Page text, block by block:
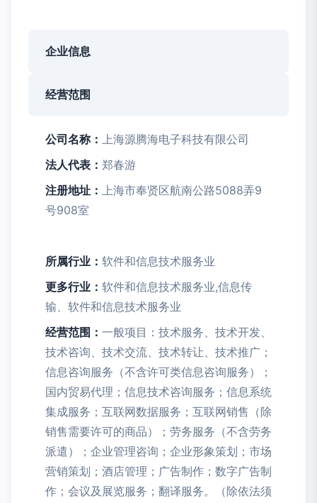
企业信息
经营范围
公司名称： 上海源腾海电子科技有限公司
法人代表： 郑春游
注册地址： 上海市奉贤区航南公路5088弄9
号908室
所属行业： 软件和信息技术服务业
更多行业： 软件和信息技术服务业,信息传
输、软件和信息技术服务业
经营范围： 一般项目：技术服务、技术开发、
技术咨询、技术交流、技术转让、技术推广；
信息咨询服务（不含许可类信息咨询服务）；
国内贸易代理；信息技术咨询服务；信息系统
集成服务；互联网数据服务；互联网销售（除
销售需要许可的商品）；劳务服务（不含劳务
派遣）；企业管理咨询；企业形象策划；市场
营销策划；酒店管理；广告制作；数字广告制
作；会议及展览服务；翻译服务。（除依法须